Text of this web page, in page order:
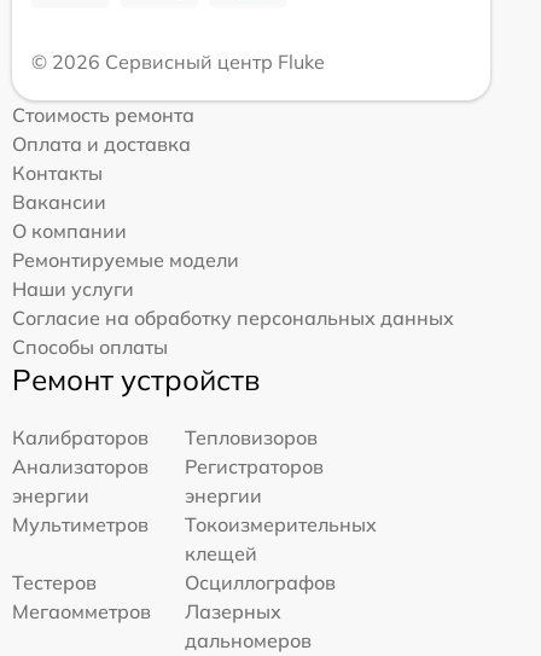
© 2026 Сервисный центр Fluke
Стоимость ремонта
Оплата и доставка
Контакты
Вакансии
О компании
Ремонтируемые модели
Наши услуги
Согласие на обработку персональных данных
Способы оплаты
Ремонт устройств
Калибраторов
Тепловизоров
Анализаторов
энергии
Регистраторов
энергии
Мультиметров
Токоизмерительных
клещей
Тестеров
Осциллографов
Мегаомметров
Лазерных
дальномеров